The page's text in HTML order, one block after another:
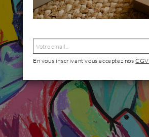
En vous inscrivant vous acceptez nosCGV